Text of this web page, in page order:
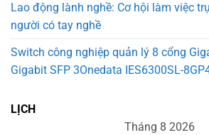
Lao động lành nghề: Cơ hội làm việc
người có tay nghề
Switch công nghiệp quản lý 8 cổng
Gigabit SFP 3Onedata IES6300SL-
LỊCH
Tháng 8 2026